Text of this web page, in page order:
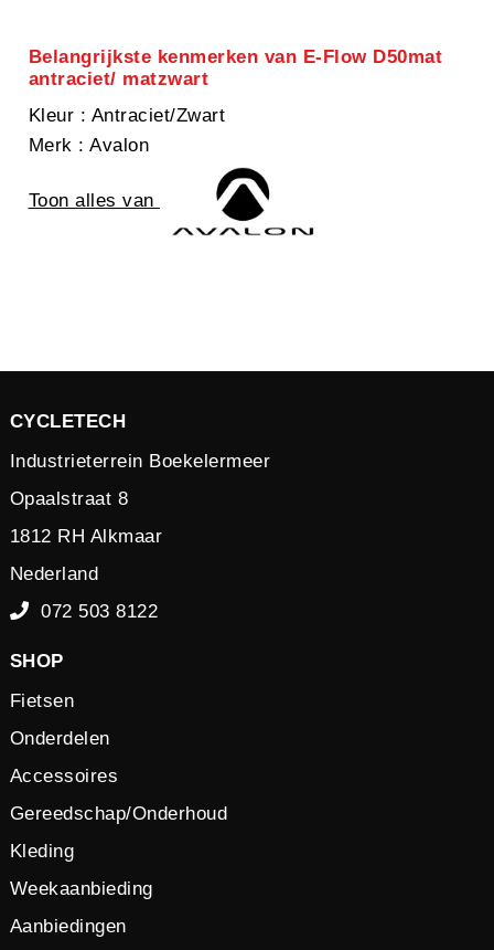
Belangrijkste kenmerken van E-Flow D50mat
antraciet/ matzwart
Kleur : Antraciet/Zwart
Merk : Avalon
Toon alles van
CYCLETECH
Industrieterrein Boekelermeer
Opaalstraat 8
1812 RH Alkmaar
Nederland
072 503 8122
SHOP
Fietsen
Onderdelen
Accessoires
Gereedschap/Onderhoud
Kleding
Weekaanbieding
Aanbiedingen